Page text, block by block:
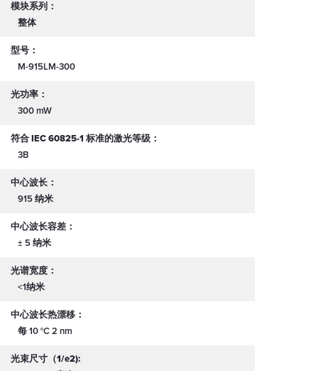
模块系列：
整体
型号：
M-915LM-300
光功率：
300 mW
符合 IEC 60825-1 标准的激光等级：
3B
中心波长：
915 纳米
中心波长容差：
± 5 纳米
光谱宽度：
<1纳米
中心波长热漂移：
每 10 °C 2 nm
光束尺寸（1/e2):